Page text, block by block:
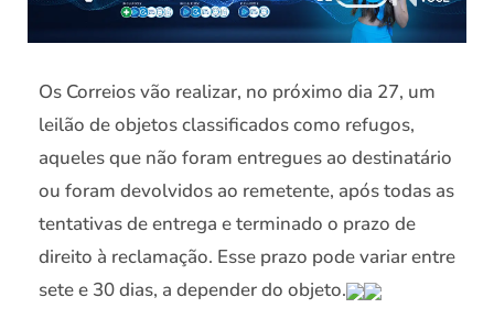
Os Correios vão realizar, no próximo dia 27, um
leilão de objetos classificados como refugos,
aqueles que não foram entregues ao destinatário
ou foram devolvidos ao remetente, após todas as
tentativas de entrega e terminado o prazo de
direito à reclamação. Esse prazo pode variar entre
sete e 30 dias, a depender do objeto.